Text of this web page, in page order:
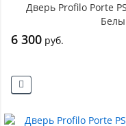
Дверь Profilo Porte
6 300 руб.